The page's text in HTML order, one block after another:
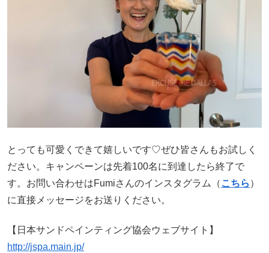
とっても可愛くできて嬉しいです♡ぜひ皆さんもお試しく
ださい。キャンペーンは先着100名に到達したら終了で
す。お問い合わせはFumiさんのインスタグラム（ こちら ）
に直接メッセージをお送りください。
【日本サンドペインティング協会ウェブサイト】
http://jspa.main.jp/